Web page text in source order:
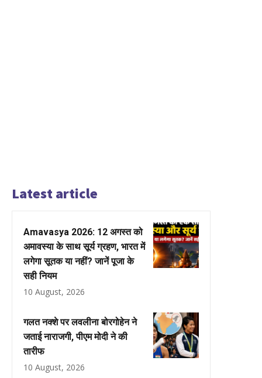
Latest article
Amavasya 2026: 12 अगस्त को
अमावस्या के साथ सूर्य ग्रहण, भारत में
लगेगा सूतक या नहीं? जानें पूजा के
सही नियम
10 August, 2026
गलत नक्शे पर लवलीना बोरगोहेन ने
जताई नाराजगी, पीएम मोदी ने की
तारीफ
10 August, 2026